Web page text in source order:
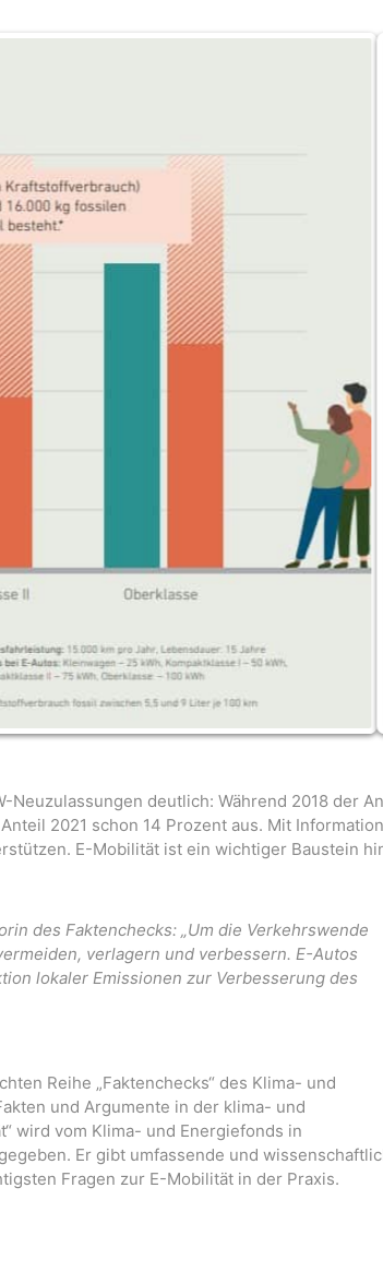
deutlich: Während 2018 der
2021 schon 14 Prozent aus. Mit
E-Mobilität ist ein wichtiger Baustein
des Faktenchecks: „Um die Verkehrswende
verlagern und verbessern. E-Autos
lokaler Emissionen zur Verbesserung des
Reihe „Faktenchecks“ des Klima- und
und Argumente in der klima- und
wird vom Klima- und Energiefonds in
Er gibt umfassende und
Fragen zur E-Mobilität in der Praxis.